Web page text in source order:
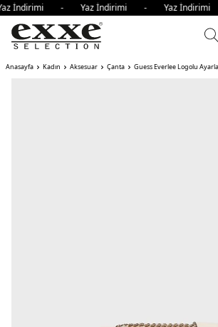
İndirimi - Yaz İndirimi - Yaz
Anasayfa Kadın Aksesuar Çanta